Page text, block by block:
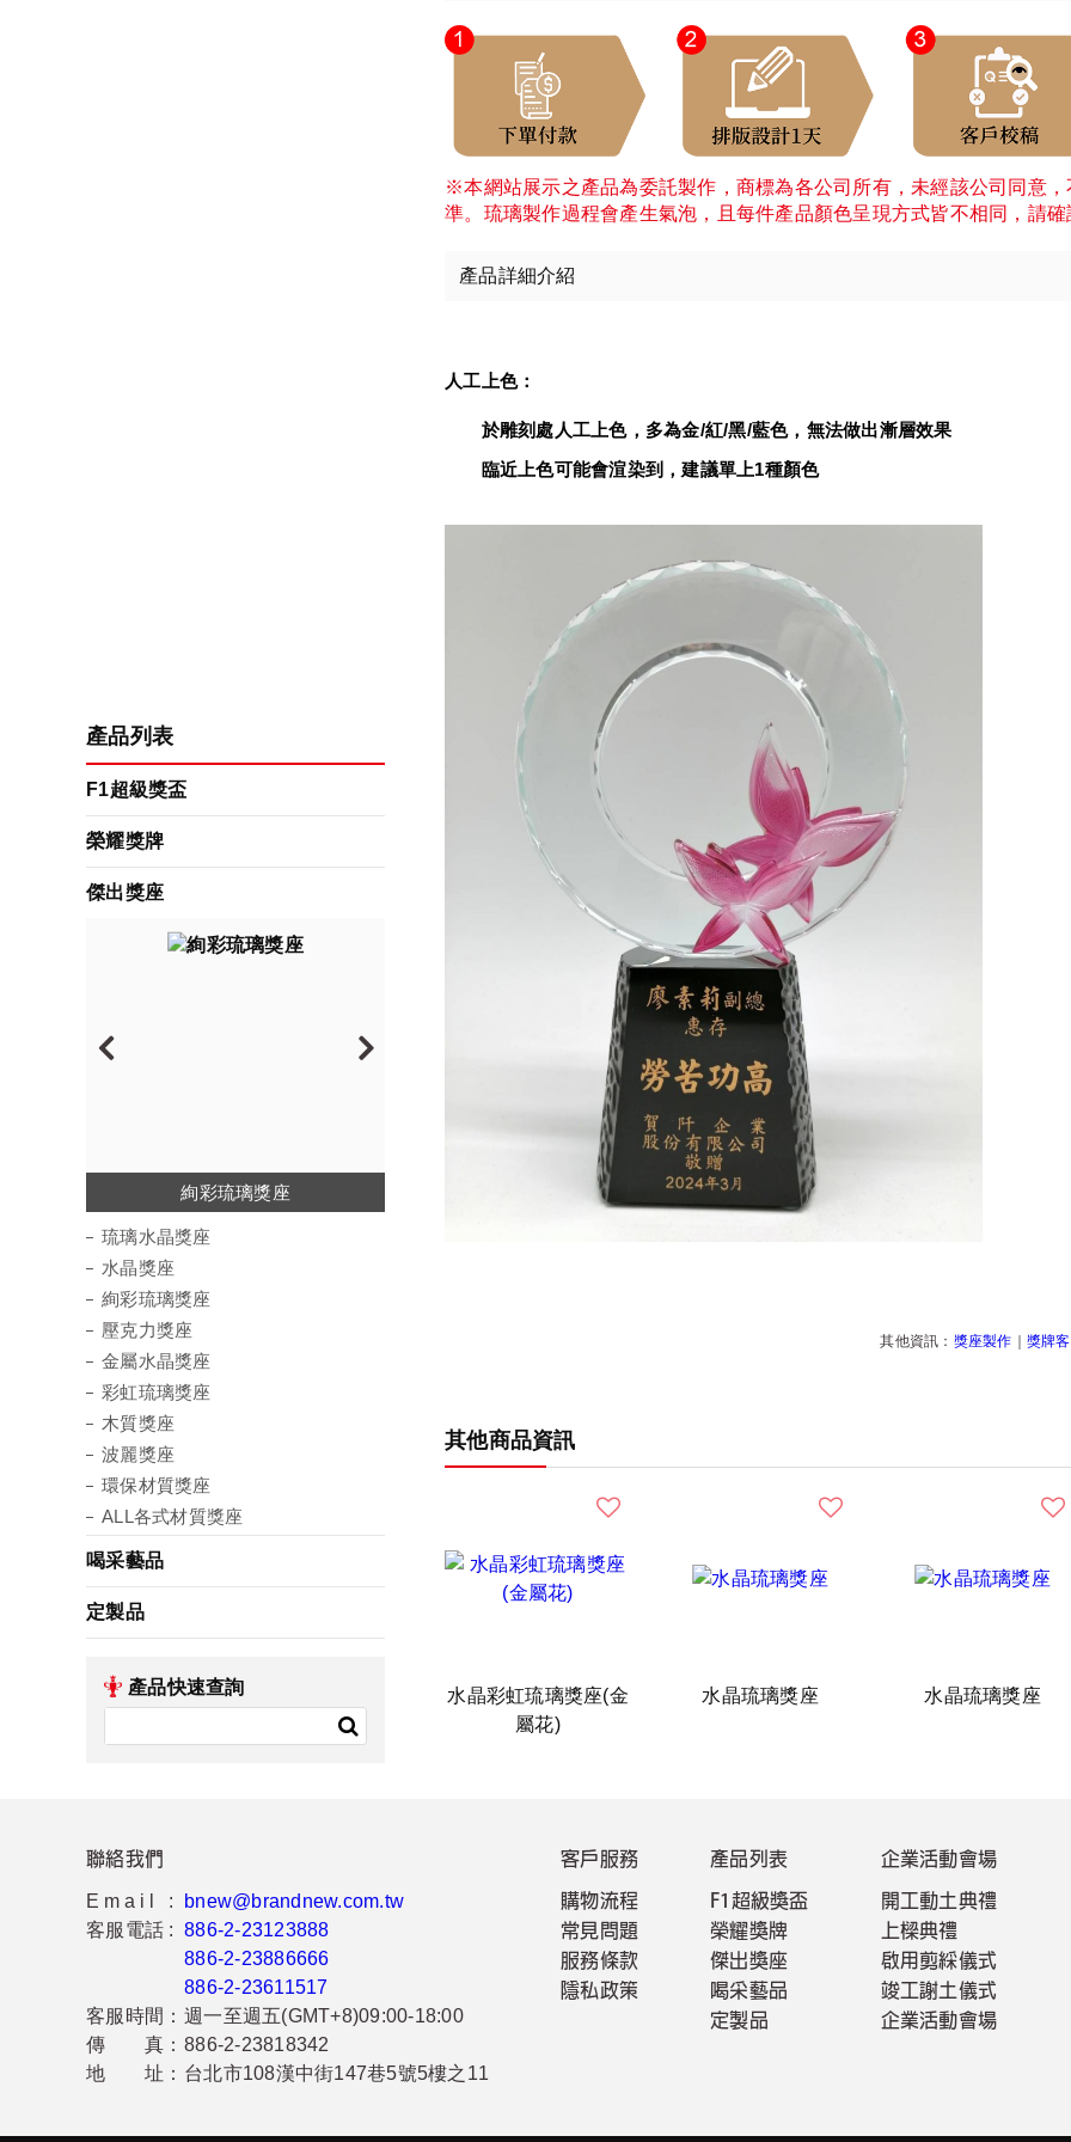
產品列表
F1超級獎盃
榮耀獎牌
傑出獎座
琉璃水晶獎座
水晶獎座
絢彩琉璃獎座
壓克力獎座
金屬水晶獎座
彩虹琉璃獎座
木質獎座
波麗獎座
環保材質獎座
琉璃水晶獎座
水晶獎座
絢彩琉璃獎座
壓克力獎座
金屬水晶獎座
彩虹琉璃獎座
木質獎座
波麗獎座
環保材質獎座
ALL各式材質獎座
喝采藝品
定製品
產品快速查詢
※本網站展示之產品為委託製作，商標為各公司所有，未經該公司同意
準。琉璃製作過程會產生氣泡，且每件產品顏色呈現方式皆不相同，請
產品詳細介紹
人工上色：
於雕刻處人工上色，多為金/紅/黑/藍色，無法做出漸層效果
臨近上色可能會渲染到，建議單上1種顏色
其他資訊： 獎座製作 ｜ 獎牌
其他商品資訊
水晶彩虹琉璃獎座(金
屬花)
水晶琉璃獎座 水晶琉璃獎座
聯絡我們
Email :
bnew@brandnew.com.tw
客服電話 : 886-2-23123888
886-2-23886666
886-2-23611517
客服時間： 週一至週五(GMT+8)09:00-18:00
傳 真： 886-2-23818342
地 址： 台北市108漢中街147巷5號5樓之11
客戶服務
購物流程
常見問題
服務條款
隱私政策
產品列表
F1超級獎盃
榮耀獎牌
傑出獎座
喝采藝品
定製品
企業活動會場
開工動土典禮
上樑典禮
啟用剪綵儀式
竣工謝土儀式
企業活動會場